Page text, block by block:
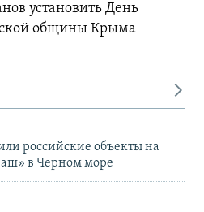
установить День
общины Крыма
российские объекты на
в Черном море